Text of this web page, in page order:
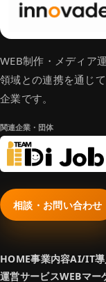
WEB制作・メディア
領域との連携を通じ
企業です。
関連企業・団体
相談・お問い合わせ
HOME事業内容AI/IT導
運営サービスWEBマー